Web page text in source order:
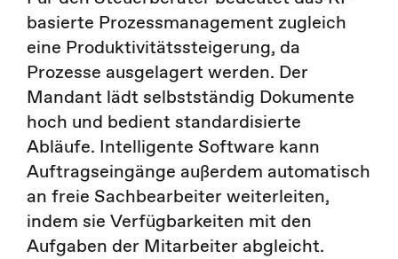
basierte Prozessmanagement zugleich
eine Produktivitätssteigerung, da
Prozesse ausgelagert werden. Der
Mandant lädt selbstständig Dokumente
hoch und bedient standardisierte
Abläufe. Intelligente Software kann
Auftragseingänge außerdem automatisch
an freie Sachbearbeiter weiterleiten,
indem sie Verfügbarkeiten mit den
Aufgaben der Mitarbeiter abgleicht.